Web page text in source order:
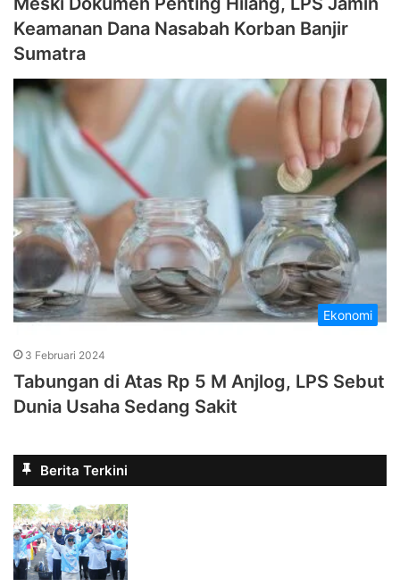
Keamanan Dana Nasabah Korban Banjir
Sumatra
Ekonomi
3 Februari 2024
Tabungan di Atas Rp 5 M Anjlog, LPS Sebut
Dunia Usaha Sedang Sakit
Berita Terkini